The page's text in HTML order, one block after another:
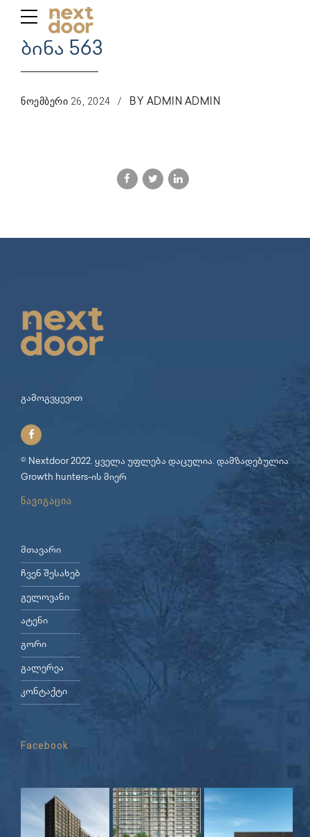
ბინა 563
ᲜᲝᲔᲛᲑᲔᲠᲘ 26, 2024 BY ADMIN ADMIN
გამოგვყევით
© Nextdoor 2022. ყველა უფლება დაცულია. დამზადებულია
Growth hunters-ის მიერ
ნავიგაცია
მთავარი
ჩვენ შესახებ
გელოვანი
ატენი
გორი
გალერეა
კონტაქტი
Facebook